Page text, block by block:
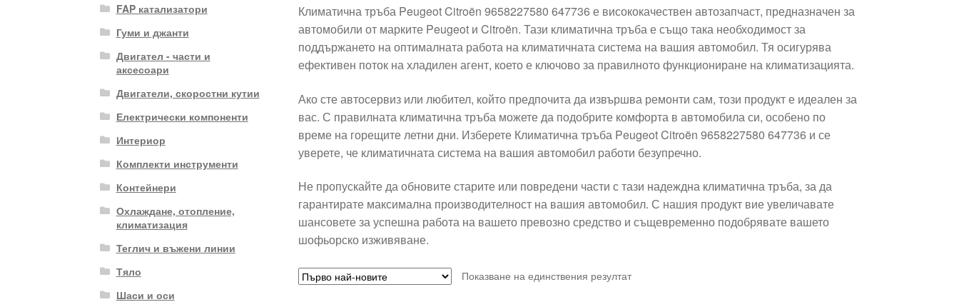
Климатична тръба Peugeot Citroën 9658227580 647736 е висококачествен автозапчаст, предназначен за
автомобили от марките Peugeot и Citroën. Тази климатична тръба е също така необходимост за
поддържането на оптималната работа на климатичната система на вашия автомобил. Тя осигурява
ефективен поток на хладилен агент, което е ключово за правилното функциониране на климатизацията.
Ако сте автосервиз или любител, който предпочита да извършва ремонти сам, този продукт е идеален за
вас. С правилната климатична тръба можете да подобрите комфорта в автомобила си, особено по
време на горещите летни дни. Изберете Климатична тръба Peugeot Citroën 9658227580 647736 и се
уверете, че климатичната система на вашия автомобил работи безупречно.
Не пропускайте да обновите старите или повредени части с тази надеждна климатична тръба, за да
гарантирате максимална производителност на вашия автомобил. С нашия продукт вие увеличавате
шансовете за успешна работа на вашето превозно средство и същевременно подобрявате вашето
шофьорско изживяване.
Показване на единствения резултат
FAP катализатори
Гуми и джанти
Двигател - части и
аксесоари
Двигатели, скоростни кутии
Електрически компоненти
Интериор
Комплекти инструменти
Контейнери
Охлаждане, отопление,
климатизация
Теглич и въжени линии
Тяло
Шаси и оси